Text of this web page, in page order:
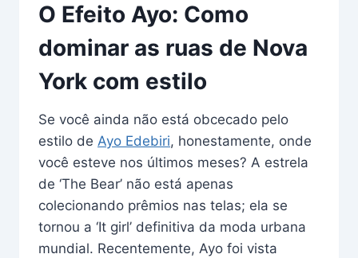
O Efeito Ayo: Como
dominar as ruas de Nova
York com estilo
Se você ainda não está obcecado pelo
estilo de Ayo Edebiri, honestamente, onde
você esteve nos últimos meses? A estrela
de ‘The Bear’ não está apenas
colecionando prêmios nas telas; ela se
tornou a ‘It girl’ definitiva da moda urbana
mundial. Recentemente, Ayo foi vista